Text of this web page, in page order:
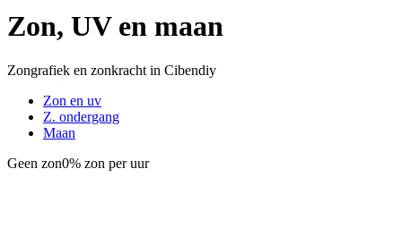
Zon, UV en maan
Zongrafiek en zonkracht in Cibendiy
Zon en uv
Z. ondergang
Maan
Geen zon0% zon per uur